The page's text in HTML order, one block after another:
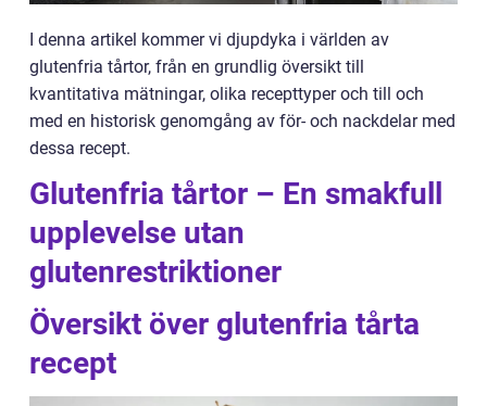
I denna artikel kommer vi djupdyka i världen av
glutenfria tårtor, från en grundlig översikt till
kvantitativa mätningar, olika recepttyper och till och
med en historisk genomgång av för- och nackdelar med
dessa recept.
Glutenfria tårtor – En smakfull
upplevelse utan
glutenrestriktioner
Översikt över glutenfria tårta
recept